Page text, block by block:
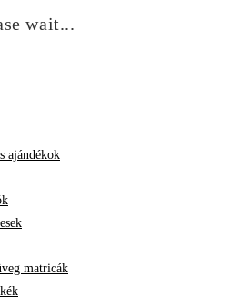
wait...
ajándékok
matricák